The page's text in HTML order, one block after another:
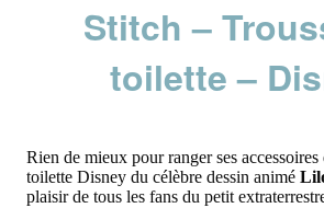
Stitch –
toilette –
Rien de mieux pour ranger ses accessoires
toilette Disney du célèbre dessin animé
plaisir de tous les fans du petit